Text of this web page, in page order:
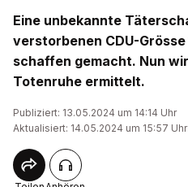
Eine unbekannte
verstorbenen CDU-
schaffen gemacht. Nun
Totenruhe ermittelt.
Publiziert: 13.05.2024 um 14:14 Uhr
Aktualisiert: 14.05.2024 um 15:57 Uhr